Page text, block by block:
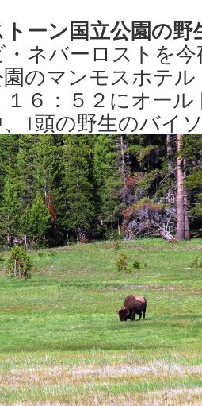
トーン国立公園の
ネバーロストを
のマンモスホテル
６：５２にオー
1頭の野生のバイ